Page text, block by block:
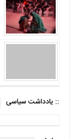
:: یادداشت سیاسی